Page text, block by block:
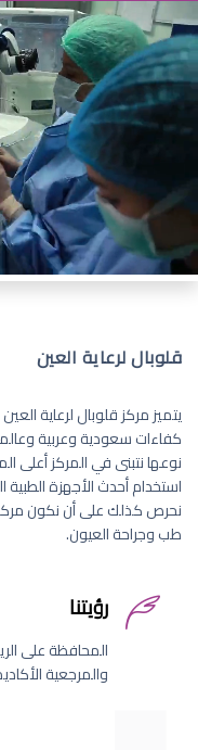
قلوبال لرعاية العين
يتميز مركز قلوبال لرعاية
كفاءات سعودية وعربية
نوعها نتبنى في المركز أعلى
استخدام أحدث الأجهزة
نحرص كذلك على أن نكون
طب وجراحة العيون.
رؤيتنا
المحافظة على
والمرجعية